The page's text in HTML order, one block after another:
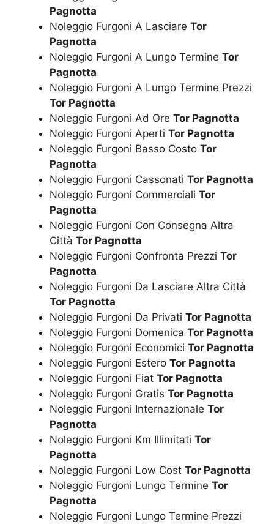
Pagnotta
Noleggio Furgoni A Lasciare Tor
Pagnotta
Noleggio Furgoni A Lungo Termine Tor
Pagnotta
Noleggio Furgoni A Lungo Termine Prezzi
Tor Pagnotta
Noleggio Furgoni Ad Ore Tor Pagnotta
Noleggio Furgoni Aperti Tor Pagnotta
Noleggio Furgoni Basso Costo Tor
Pagnotta
Noleggio Furgoni Cassonati Tor Pagnotta
Noleggio Furgoni Commerciali Tor
Pagnotta
Noleggio Furgoni Con Consegna Altra
Città Tor Pagnotta
Noleggio Furgoni Confronta Prezzi Tor
Pagnotta
Noleggio Furgoni Da Lasciare Altra Città
Tor Pagnotta
Noleggio Furgoni Da Privati Tor Pagnotta
Noleggio Furgoni Domenica Tor Pagnotta
Noleggio Furgoni Economici Tor Pagnotta
Noleggio Furgoni Estero Tor Pagnotta
Noleggio Furgoni Fiat Tor Pagnotta
Noleggio Furgoni Gratis Tor Pagnotta
Noleggio Furgoni Internazionale Tor
Pagnotta
Noleggio Furgoni Km Illimitati Tor
Pagnotta
Noleggio Furgoni Low Cost Tor Pagnotta
Noleggio Furgoni Lungo Termine Tor
Pagnotta
Noleggio Furgoni Lungo Termine Prezzi